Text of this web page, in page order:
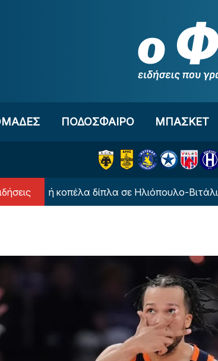
ΠΟΔΟΣΦΑΙΡΟ ΜΠΑΣΚΕΤ
κοπέλα δίπλα σε Ηλιόπουλο-Βιτάλις;